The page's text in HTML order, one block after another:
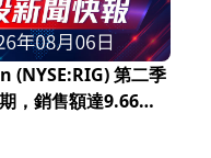
(NYSE:RIG) 第二季
，銷售額達9.66億